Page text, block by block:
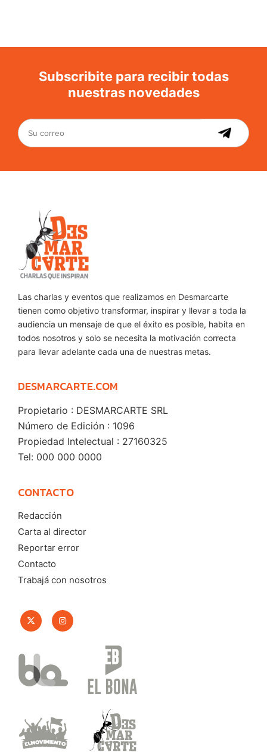
Subscribite para recibir todas
nuestras novedades
Las charlas y eventos que realizamos en Desmarcarte
tienen como objetivo transformar, inspirar y llevar a toda la
audiencia un mensaje de que el éxito es posible, habita en
todos nosotros y solo se necesita la motivación correcta
para llevar adelante cada una de nuestras metas.
DESMARCARTE.COM
Propietario : DESMARCARTE SRL
Número de Edición : 1096
Propiedad Intelectual : 27160325
Tel: 000 000 0000
CONTACTO
Redacción
Carta al director
Reportar error
Contacto
Trabajá con nosotros